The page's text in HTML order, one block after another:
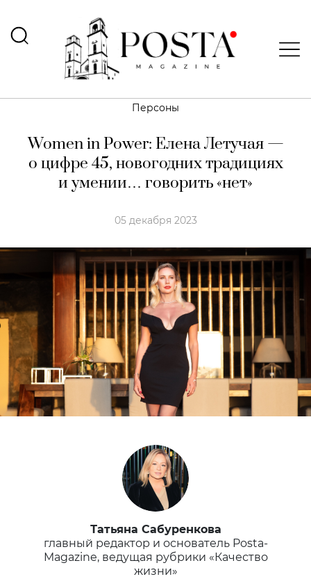
Персоны
Women in Power: Елена Летучая —
о цифре 45, новогодних традициях
и умении… говорить «нет»
05 декабря 2023
Татьяна Сабуренкова
главный редактор и основатель Posta-
Magazine, ведущая рубрики «Качество
жизни»